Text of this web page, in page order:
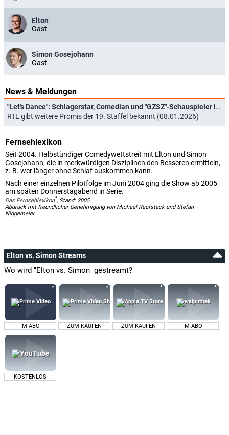
Elton
Gast
Simon Gosejohann
Gast
News & Meldungen
"Let's Dance": Schlagerstar, Comedian und "GZSZ"-Schauspieler im Teilnehmerfeld
RTL gibt weitere Promis der 19. Staffel bekannt (08.01.2026)
Fernsehlexikon
Seit 2004. Halbstündiger Comedywettstreit mit Elton und Simon
Gosejohann, die in merkwürdigen Disziplinen den Besseren ermitteln,
z. B. wer länger ohne Schlaf auskommen kann.
Nach einer einzelnen Pilotfolge im Juni 2004 ging die Show ab 2005
am späten Donnerstagabend in Serie.
Das Fernsehlexikon*, Stand: 2005
Abdruck mit freundlicher Genehmigung von Michael Reufsteck und Stefan
Niggemeier.
Elton vs. Simon Streams
Wo wird "Elton vs. Simon" gestreamt?
IM ABO ZUM KAUFEN ZUM KAUFEN IM ABO
KOSTENLOS